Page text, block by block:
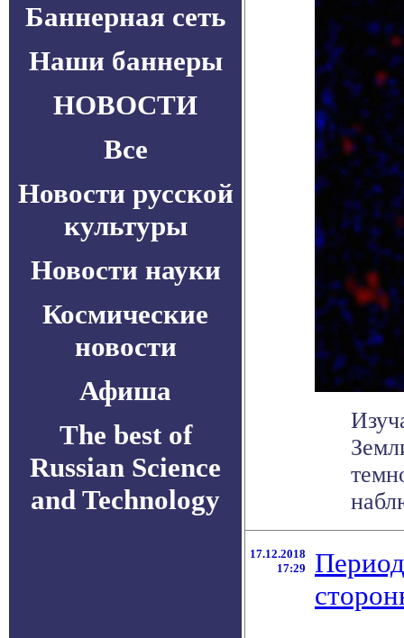
Баннерная сеть
Наши баннеры
НОВОСТИ
Все
Новости русской
культуры
Новости науки
Космические
новости
Афиша
The best of
Russian Science
and Technology
17.12.2018
17:29